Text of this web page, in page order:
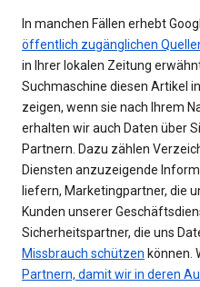
In manchen Fällen erhebt
öffentlich zugänglichen
in Ihrer lokalen Zeitung
Suchmaschine diesen Artikel
zeigen, wenn sie nach Ihrem
erhalten wir auch Daten über
Partnern. Dazu zählen
Diensten anzuzeigende
liefern, Marketingpartner, die
Kunden unserer
Sicherheitspartner, die uns
Missbrauch schützen können.
Partnern, damit wir in deren